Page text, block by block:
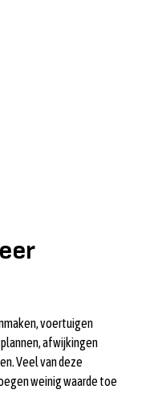
voertuigen
afwijkingen
Veel van deze
weinig waarde toe